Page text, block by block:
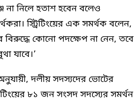
না নিলে হতাশ হবেন বলেও
স্ট্রিটিংয়ের এক সমর্থক বলেন,
বিরুদ্ধে কোনো পদক্ষেপ না নেন, তবে
যাবে।’
দলীয় সদস্যদের ভোটের
৮১ জন সংসদ সদস্যের সমর্থন